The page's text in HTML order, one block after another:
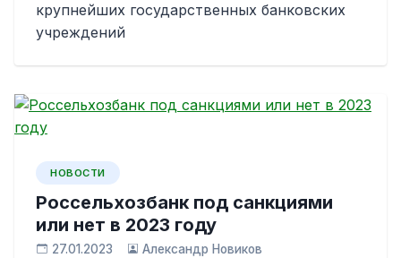
крупнейших государственных банковских
учреждений
НОВОСТИ
Россельхозбанк под санкциями
или нет в 2023 году
27.01.2023 Александр Новиков